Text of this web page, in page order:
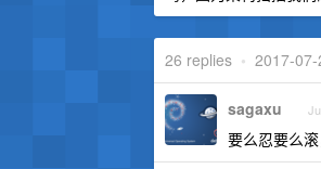
26 replies • 2017-
sagaxu
要么忍要么